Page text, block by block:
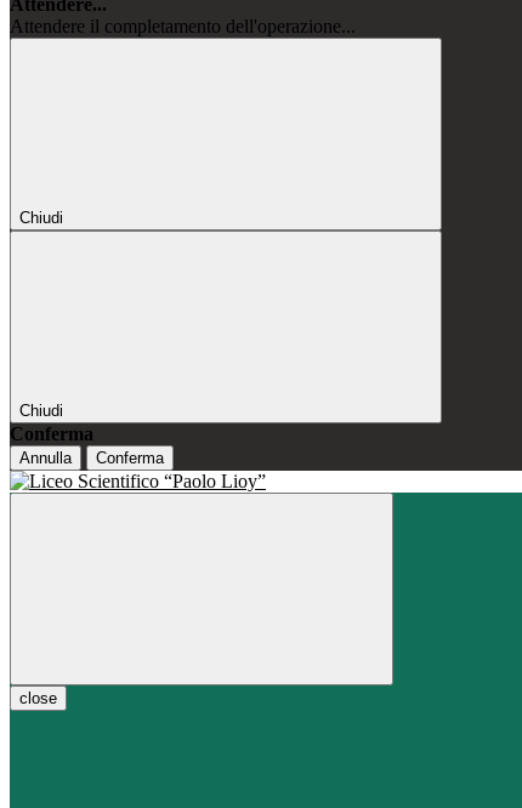
Attendere...
Attendere il completamento dell'operazione...
Chiudi
Chiudi
Conferma
Annulla Conferma
close